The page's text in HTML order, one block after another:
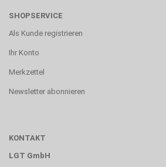
SHOPSERVICE
Als Kunde registrieren
Ihr Konto
Merkzettel
Newsletter abonnieren
KONTAKT
LGT GmbH